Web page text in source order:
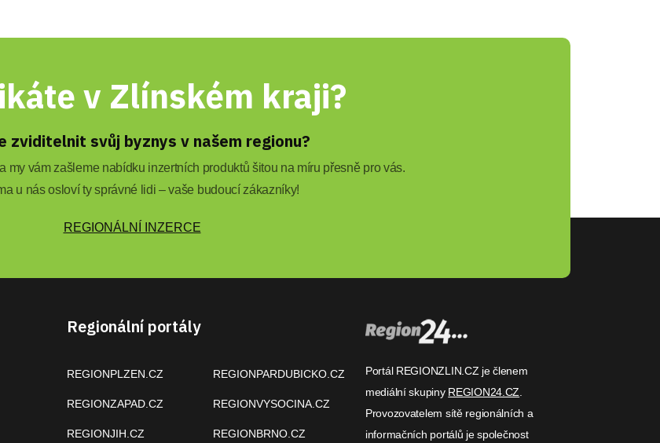
v Zlínském kraji?
zviditelnit svůj byznys v našem regionu?
my vám zašleme nabídku inzertních produktů šitou na míru přesně pro vás.
u nás osloví ty správné lidi – vaše budoucí zákazníky!
REGIONÁLNÍ INZERCE
Regionální portály
REGIONPLZEN.CZ
REGIONZAPAD.CZ
REGIONJIH.CZ
REGIONPARDUBICKO.CZ
REGIONVYSOCINA.CZ
REGIONBRNO.CZ
Portál REGIONZLIN.CZ je členem
mediální skupiny REGION24.CZ
Provozovatelem sítě regionálních a
informačních portálů je společnost